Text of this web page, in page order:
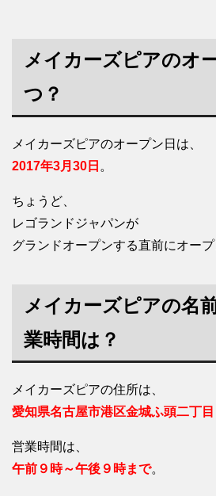
メイカーズピアのオ
つ？
メイカーズピアのオープン日は、
2017年3月30日 。
ちょうど、
レゴランドジャパンが
グランドオープンする直前にオープ
メイカーズピアの名
業時間は？
メイカーズピアの住所は、
愛知県名古屋市港区金城ふ頭二丁目
営業時間は、
午前９時～午後９時まで。